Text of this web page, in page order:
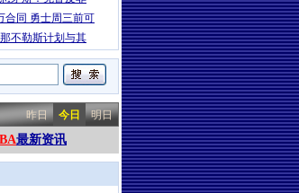
合同 勇士周三前可
不勒斯计划与其
昨日 今日 明日
最新资讯